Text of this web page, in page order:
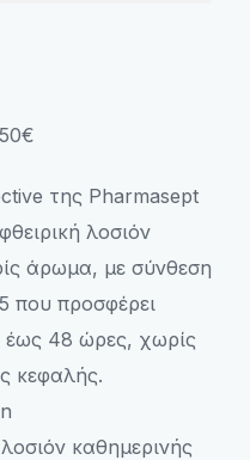
της Pharmasept
λοσιόν
άρωμα, με σύνθεση
που προσφέρει
έως 48 ώρες, χωρίς
κεφαλής.
καθημερινής